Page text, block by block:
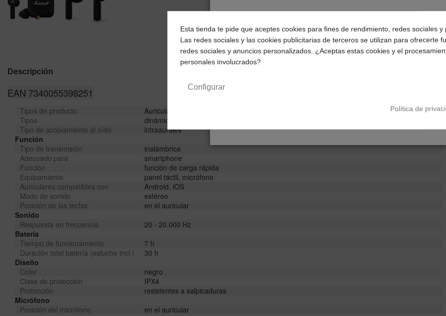
Descripción
EAN 7340055398251
Tipos de producto
Auriculares Bluetooth, Auriculares inalámbricos, Auriculares in-ear, Auriculares True Wireless
Tipos
dinámicos, cerrados
Tipo de acoplamiento al oído
intraaurales
Función
Tipo de transmisión
inalámbrica
Adecuado para
smartphone
Función
función de carga rápida
Equipamiento
panel táctil, micrófono
Auriculares compatibles con
Android, iOS
Modo de sonido
estéreo
Posición de las teclas
en el auricular
Sonido
Respuesta en frecuencia
20 - 20.000 Hz
Batería
Tiempo de funcionamiento
7 h
Duración total batería (estuche incl.)
30 h
Diseño
Color
negro
Clase de protección
IPX4
Protección
resistentes a salpicaduras
Micrófono
Posición del micrófono
en el auricular
¿Dónde deseas recibir tu pedido?
Selecciona tu ubicación para mostrarte los precios e
impuestos correctos para tu región.
Esta tienda te pide que aceptes cookies para fines de rendimiento, redes sociales y
Las redes sociales y las cookies publicitarias de terceros se utilizan para ofrecerte
redes sociales y anuncios personalizados. ¿Aceptas estas cookies y el
personales involucrados?
Configurar
Política de